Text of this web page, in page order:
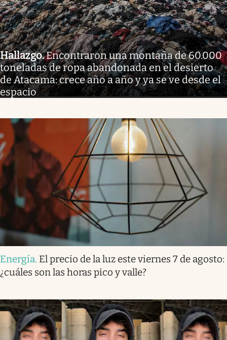
Hallazgo.Encontraron una montaña de 60.000
toneladas de ropa abandonada en el desierto
de Atacama: crece año a año y ya se ve desde el
espacio
Energía. El precio de la luz este viernes 7 de agosto:
¿cuáles son las horas pico y valle?